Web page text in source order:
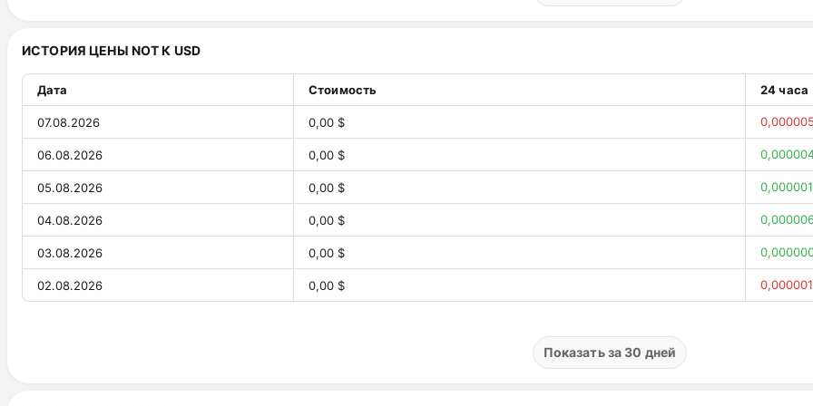
29.07.2026
28.07.2026 0,16 ₸
27.07.2026 0,17 ₸
26.07.2026 0,17 ₸
25.07.2026 0,17 ₸
24.07.2026 0,17 ₸
23.07.2026 0,17 ₸
22.07.2026 0,17 ₸
ИСТОРИЯ ЦЕНЫ NOT К USD
Дата Стоимость 24 часа
07.08.2026 0,00 $
06.08.2026 0,00 $
05.08.2026 0,00 $
04.08.2026 0,00 $
03.08.2026 0,00 $
02.08.2026 0,00 $
Показать за 30 дней